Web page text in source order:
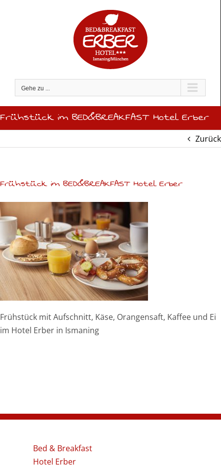
Gehe zu ...
Frühstück im BED&BREAKFAST Hotel Erber
Zurück
Frühstück im BED&BREAKFAST Hotel Erber
Frühstück mit Aufschnitt, Käse, Orangensaft, Kaffee und Ei
im Hotel Erber in Ismaning
Bed & Breakfast
Hotel Erber